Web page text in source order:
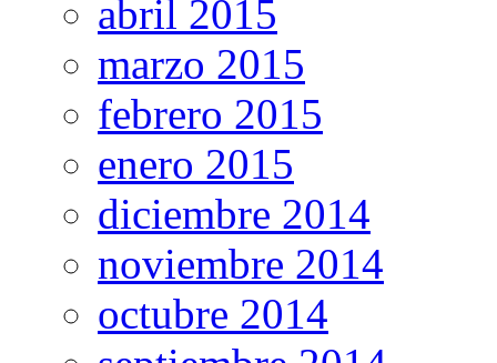
abril 2015
marzo 2015
febrero 2015
enero 2015
diciembre 2014
noviembre 2014
octubre 2014